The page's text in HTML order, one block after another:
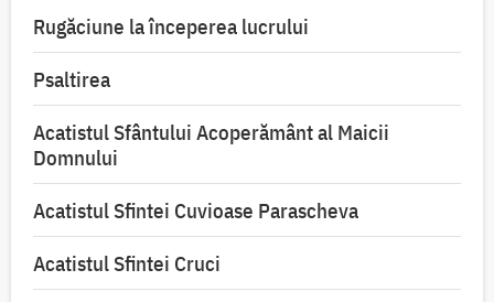
Rugăciune la începerea lucrului
Psaltirea
Acatistul Sfântului Acoperământ al Maicii
Domnului
Acatistul Sfintei Cuvioase Parascheva
Acatistul Sfintei Cruci